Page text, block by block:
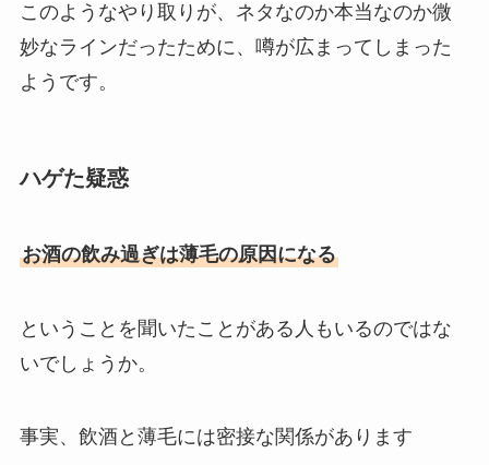
このようなやり取りが、ネタなのか本当なのか微
妙なラインだったために、噂が広まってしまった
ようです。
ハゲた疑惑
お酒の飲み過ぎは薄毛の原因になる
ということを聞いたことがある人もいるのではな
いでしょうか。
事実、飲酒と薄毛には密接な関係があります